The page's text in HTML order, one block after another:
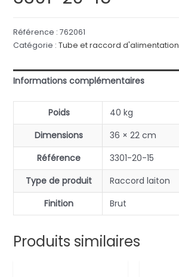
Référence : 762061
Catégorie : Tube et raccord d'alimentation
Informations complémentaires
Poids
40 kg
Dimensions
36 × 22 cm
Référence
3301-20-15
Type de produit
Raccord laiton
Finition
Brut
Produits similaires